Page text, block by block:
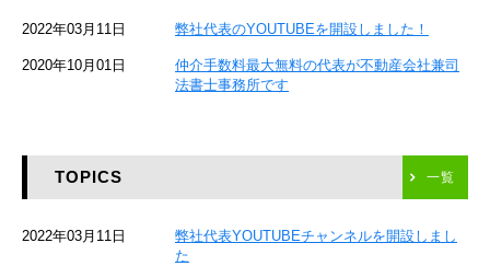
京成本線
東海道新幹線
2022年03月11日 弊社代表のYOUTUBEを開設しました！
2020年10月01日
仲介手数料最大無料の代表が不動産会社兼司
法書士事務所です
TOPICS 一覧
2022年03月11日
弊社代表YOUTUBEチャンネルを開設しまし
た